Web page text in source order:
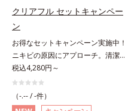
にゆらがない肌を叶えます。そし
成分「MCアクティベーター
(*5)」。肌のうるおいを引き出し・
高めて、ハリ感あふれる肌へと導き
ます。うるおいに満ちたゆらがない
肌をご体感いただくために設計され
た3ステップで、いつも力強く美し
くあり続けるあなたを応援します。
クリアフル セットキャンペー
ン
お得なセットキャンペーン実施中！
ニキビの原因にアプローチ。清潔な
垢抜け肌(*1)へ。「ニキビをくり返
してしまう」「毛穴目立ち(*2)が気
になる」「マスク生活であごや口ま
わりのニキビが気になる」というお
税込4,280円～
（-.-- / -件）